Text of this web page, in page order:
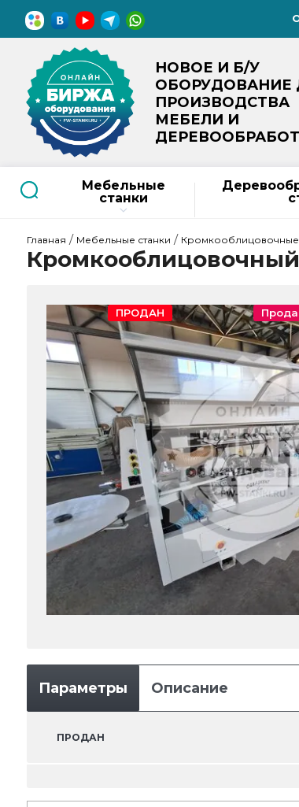
НОВОЕ И Б/У
ОБОРУДОВАНИЕ
ПРОИЗВОДСТВА
МЕБЕЛИ И
Мебельные
станки
Главная / Мебельные станки / Кромкооблицовочные
Кромкооблицовочный
ПРОДАН
Параметры Описание
ПРОДАН